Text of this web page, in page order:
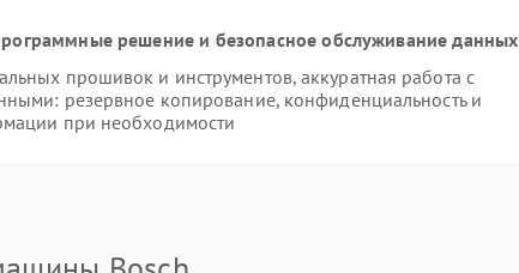
решение и безопасное обслуживание данных
прошивок и инструментов, аккуратная работа с
резервное копирование, конфиденциальность и
при необходимости